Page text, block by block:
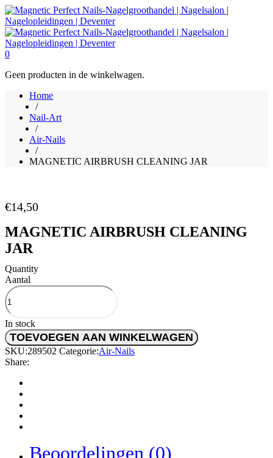
0
Geen producten in de winkelwagen.
Home
/
Nail-Art
/
Air-Nails
/
MAGNETIC AIRBRUSH CLEANING JAR
€14,50
MAGNETIC AIRBRUSH CLEANING
JAR
Quantity
Aantal
In stock
TOEVOEGEN AAN WINKELWAGEN
SKU:289502 Categorie:Air-Nails
Share:
Beoordelingen (0)